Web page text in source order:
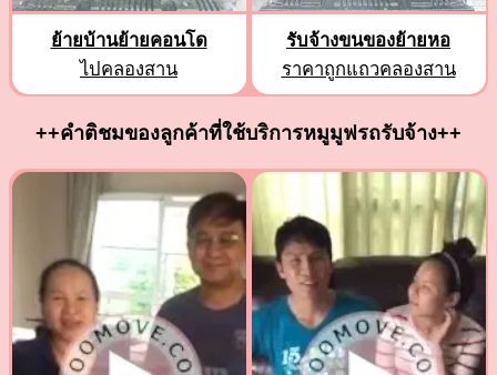
ย้ายบ้านย้ายคอนโด
ไปคลองสาน
รับจ้างขนของย้ายหอ
ราคาถูกแถวคลองสาน
++คำติชมของลูกค้าที่ใช้บริการหมูมูฟรถรับจ้าง++